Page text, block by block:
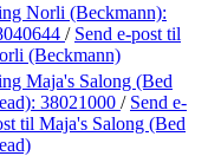
Norli (Beckmann):
/ Send e-post til
(Beckmann)
Maja's Salong (Bed
38021000 / Send e-
til Maja's Salong (Bed